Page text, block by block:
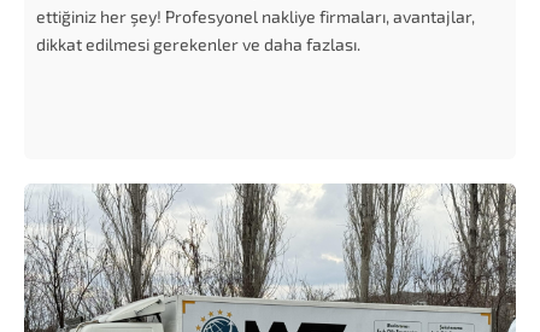
ettiğiniz her şey! Profesyonel nakliye firmaları, avantajlar,
dikkat edilmesi gerekenler ve daha fazlası.